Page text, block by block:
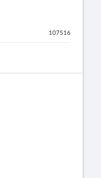
107516